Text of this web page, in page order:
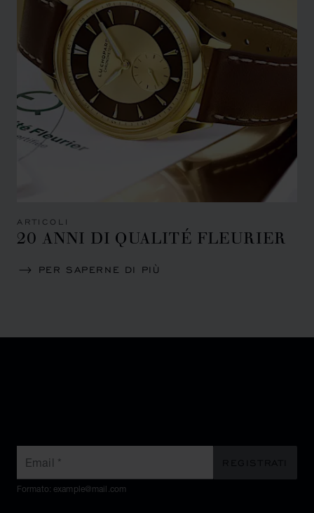
ARTICOLI
20 ANNI DI QUALITÉ FLEURIER
PER SAPERNE DI PIÙ
Email *
Formato: example@mail.com